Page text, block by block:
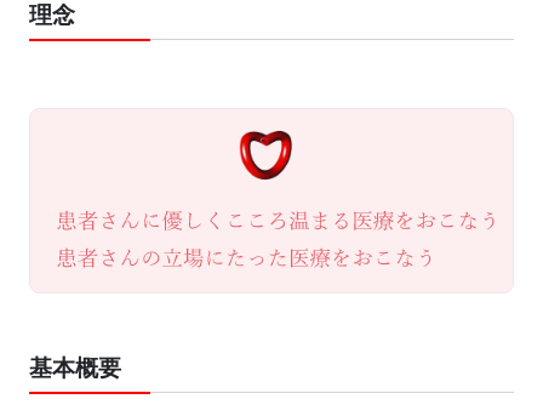
理念
基本概要